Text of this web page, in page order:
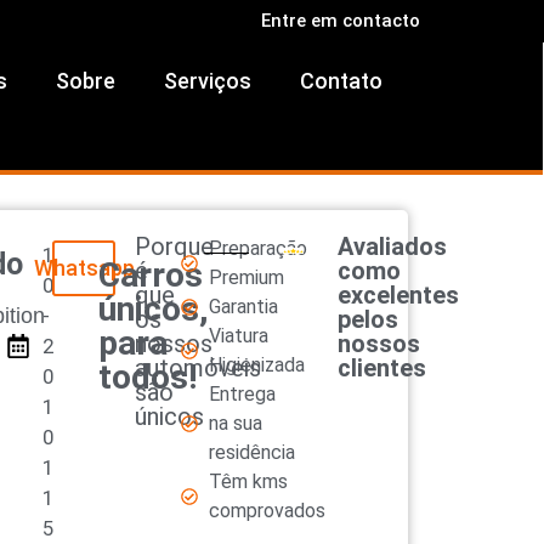
Entre em contacto
Sobre Serviços Contato
1
0
-
2
0
1
0
1
1
5
WhatsappCarros
únicos,
para
todos!
Porque
é
que
os
nossos
automóveis
são
únicos
Preparação
Premium
Garantia
Viatura
Higienizada
Entrega
na sua
residência
Têm kms
comprovados
Avaliados
como
excelentes
pelos
nossos
clientes